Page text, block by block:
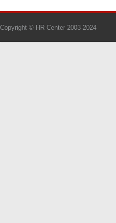
Copyright © HR Center 2003-2024